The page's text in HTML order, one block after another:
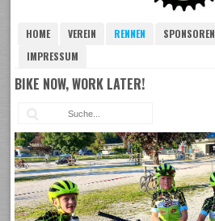
HOME VEREIN RENNEN SPONSOREN
IMPRESSUM
BIKE NOW, WORK LATER!